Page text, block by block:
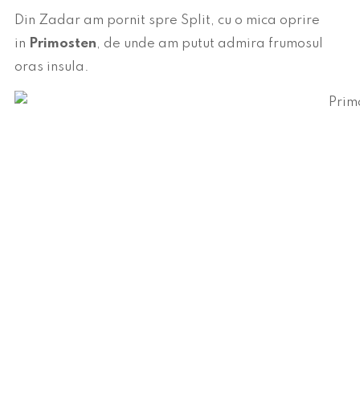
Din Zadar am pornit spre Split, cu o mica oprire
in Primosten, de unde am putut admira frumosul
oras insula.